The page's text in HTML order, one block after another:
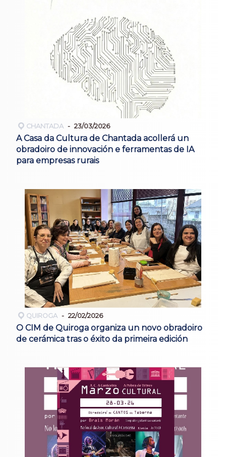
CHANTADA 23/03/2026
A Casa da Cultura de Chantada acollerá un
obradoiro de innovación e ferramentas de IA
para empresas rurais
QUIROGA 22/02/2026
O CIM de Quiroga organiza un novo obradoiro
de cerámica tras o éxito da primeira edición